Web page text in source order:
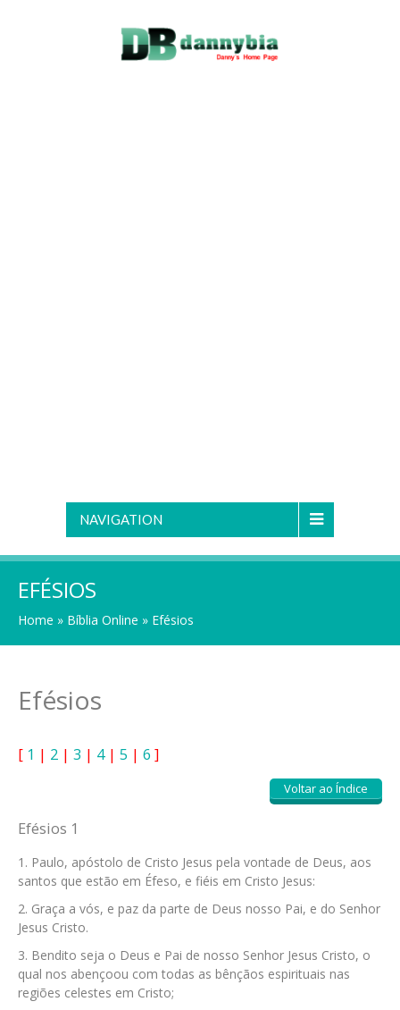
NAVIGATION
EFÉSIOS
Home » Bíblia Online » Efésios
Efésios
[ 1 | 2 | 3 | 4| 5 | 6 ]
Voltar ao Índice
Efésios 1
Paulo, apóstolo de Cristo Jesus pela vontade de Deus, aos
santos que estão em Éfeso, e fiéis em Cristo Jesus:
Graça a vós, e paz da parte de Deus nosso Pai, e do Senhor
Jesus Cristo.
Bendito seja o Deus e Pai de nosso Senhor Jesus Cristo, o
qual nos abençoou com todas as bênçãos espirituais nas
regiões celestes em Cristo;